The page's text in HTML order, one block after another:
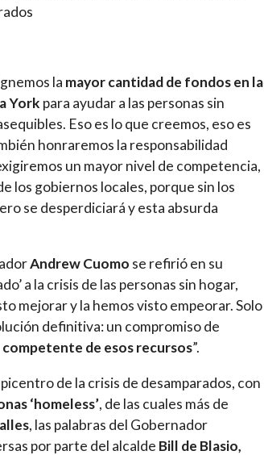
la mayor cantidad de fondos en la
York para ayudar a las personas sin
Eso es lo que creemos, eso es
honraremos la responsabilidad
un mayor nivel de competencia,
los gobiernos locales, porque sin los
se desperdiciará y esta absurda
Andrew Cuomo se refirió en su
a la crisis de las personas sin hogar,
mejorar y la hemos visto empeorar. Solo
definitiva: un compromiso de
de esos recursos”.
de la crisis de desamparados, con
‘homeless’, de las cuales más de
, las palabras del Gobernador
por parte del alcalde Bill de Blasio,